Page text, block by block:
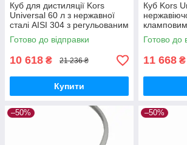
Куб для дистиляції Kors
Universal 60 л з нержавної
сталі AISI 304 з регульованим
замком і знімною кришкою
Готово до відправки
10 618 ₴ 21 236 ₴
Купити
Куб Kors
дистиляції
Готово до
11 668 ₴
–50% –50%